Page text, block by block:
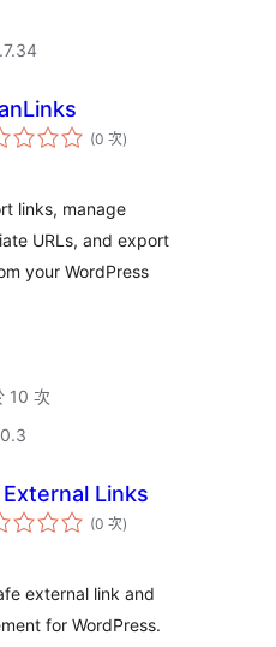
(0 次評
分)
links, manage
URLs, and export
your WordPress
10 次
External Links
(0 次評
分)
external link and
for WordPress.